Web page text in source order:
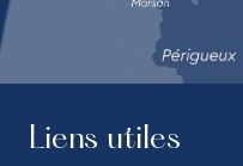
Liens utiles